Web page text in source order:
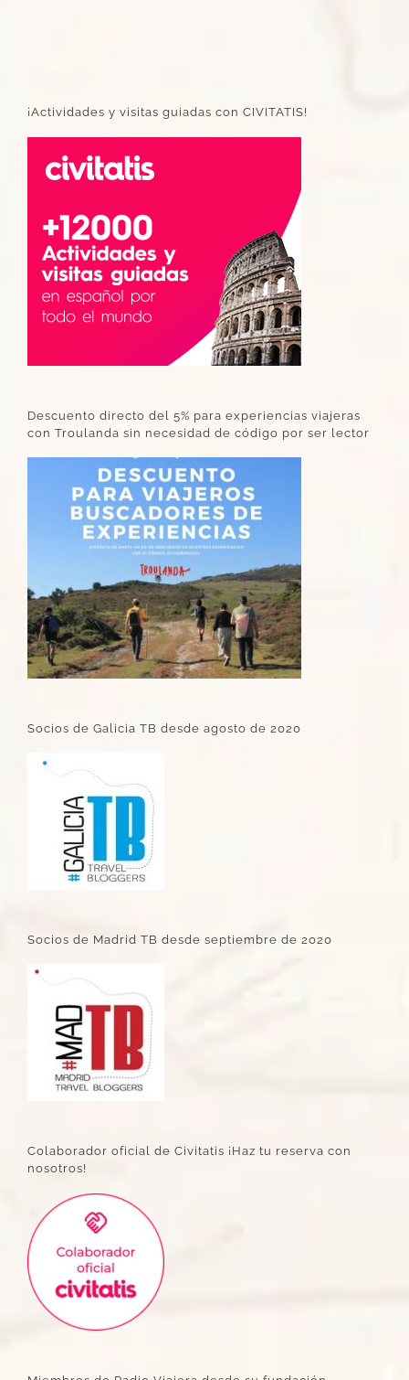
¡Actividades y visitas guiadas con CIVITATIS!
Descuento directo del 5% para experiencias viajeras
con Troulanda sin necesidad de código por ser lector
Socios de Galicia TB desde agosto de 2020
Socios de Madrid TB desde septiembre de 2020
Colaborador oficial de Civitatis ¡Haz tu reserva con
nosotros!